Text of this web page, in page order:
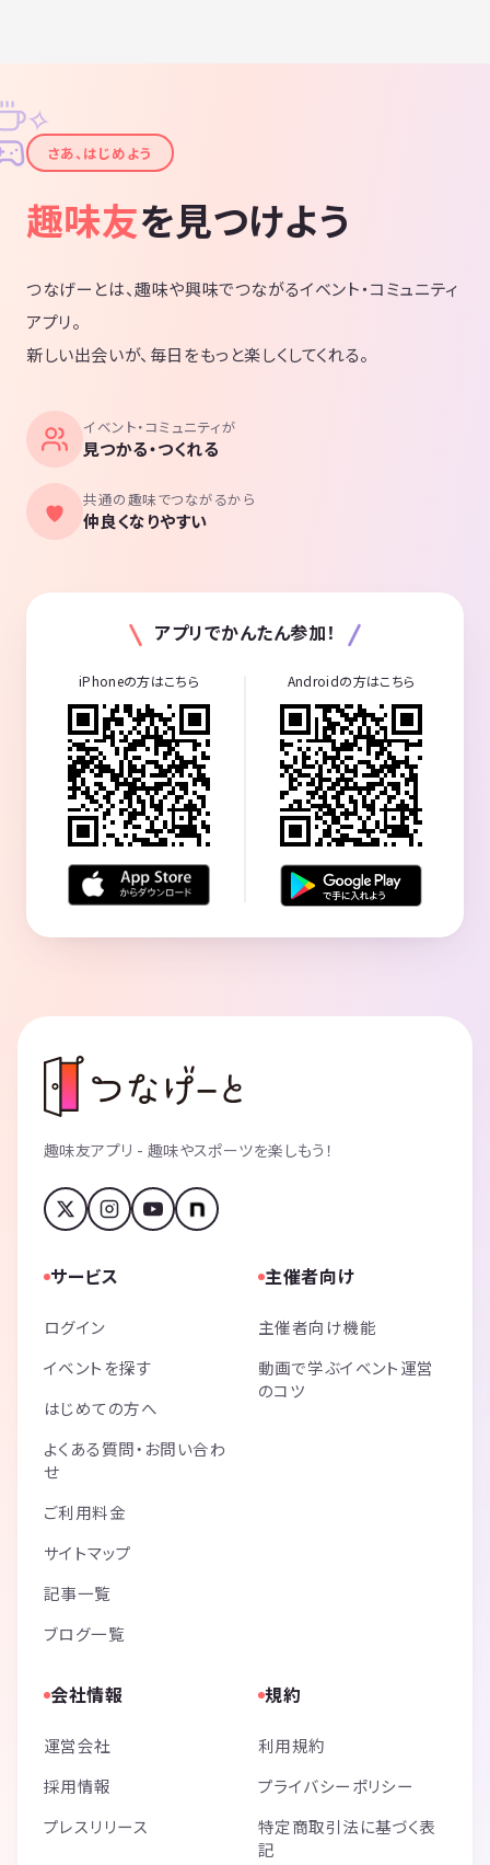
✦
✧
さあ、はじめよう
趣味友を見つけよう
つなげーとは、趣味や興味でつながるイベント・コミュニティ
アプリ。
新しい出会いが、毎日をもっと楽しくしてくれる。
イベント・コミュニティが
見つかる・つくれる
共通の趣味でつながるから
仲良くなりやすい
アプリでかんたん参加！
iPhoneの方はこちら Androidの方はこちら
趣味友アプリ - 趣味やスポーツを楽しもう！
サービス
ログイン
イベントを探す
はじめての方へ
よくある質問・お問い合わ
せ
ご利用料金
サイトマップ
記事一覧
ブログ一覧
主催者向け
主催者向け機能
動画で学ぶイベント運営
のコツ
会社情報
運営会社
採用情報
プレスリリース
規約
利用規約
プライバシーポリシー
特定商取引法に基づく表
記